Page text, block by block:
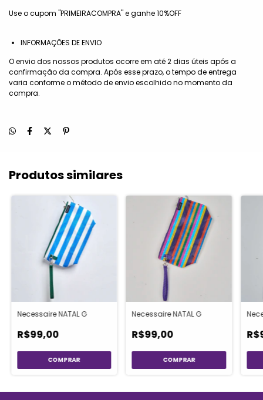
Use o cupom "PRIMEIRACOMPRA" e ganhe 10%OFF
INFORMAÇÕES DE ENVIO
O envio dos nossos produtos ocorre em até 2 dias úteis após a
confirmação da compra. Após esse prazo, o tempo de entrega
varia conforme o método de envio escolhido no momento da
compra.
Produtos similares
Necessaire NATAL G
R$99,00
Necessaire NATAL G
R$99,00